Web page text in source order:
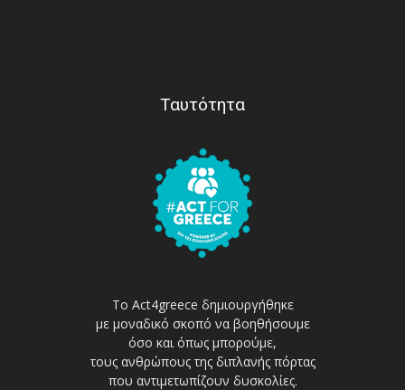
Ταυτότητα
Το Act4greece δημιουργήθηκε
με μοναδικό σκοπό να βοηθήσουμε
όσο και όπως μπορούμε,
τους ανθρώπους της διπλανής πόρτας
που αντιμετωπίζουν δυσκολίες.